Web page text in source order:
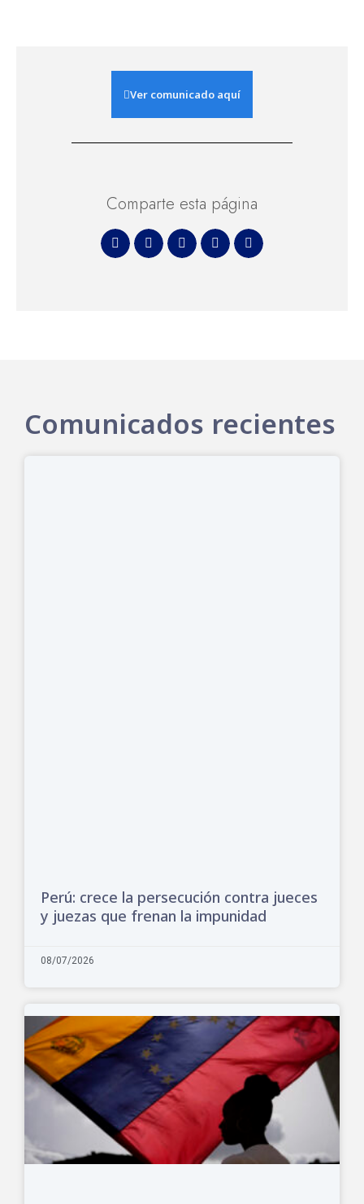
Ver comunicado aquí
Comparte esta página
Comunicados recientes
Perú: crece la persecución contra jueces
y juezas que frenan la impunidad
08/07/2026